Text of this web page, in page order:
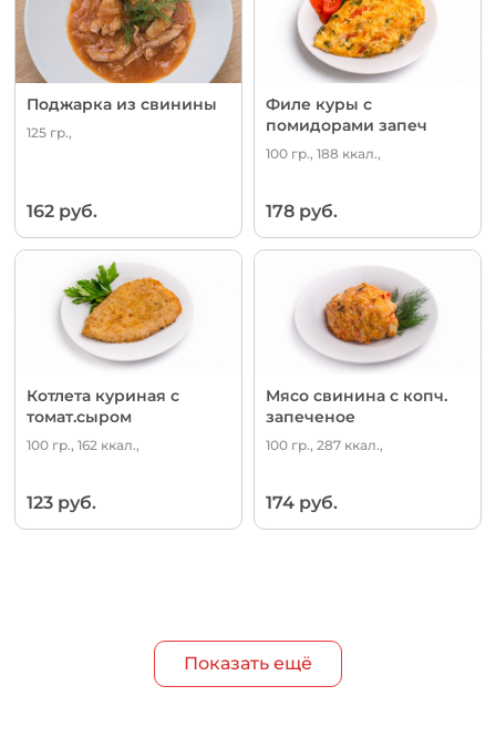
Поджарка из свинины
125 гр.,
162 руб.
Филе куры с
помидорами запеч
100 гр., 188 ккал.,
178 руб.
Котлета куриная с
томат.сыром
100 гр., 162 ккал.,
123 руб.
Мясо свинина с копч.
запеченое
100 гр., 287 ккал.,
174 руб.
Показать ещё